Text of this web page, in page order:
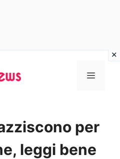
Menu
per
leggi bene